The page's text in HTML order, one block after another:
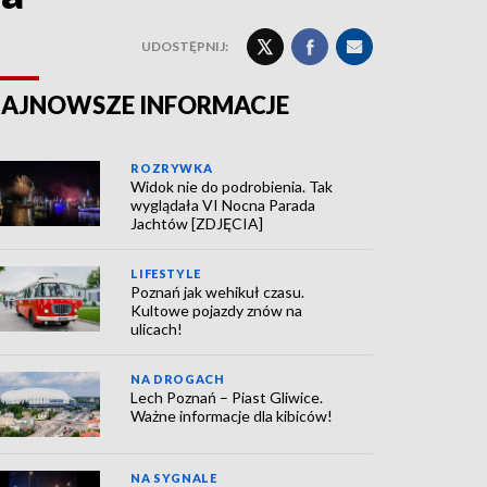
UDOSTĘPNIJ:
INFORMACJE
ROZRYWKA
Widok nie do podrobienia. Tak
wyglądała VI Nocna Parada
Jachtów [ZDJĘCIA]
LIFESTYLE
Poznań jak wehikuł czasu.
Kultowe pojazdy znów na
ulicach!
NA DROGACH
Lech Poznań – Piast Gliwice.
Ważne informacje dla kibiców!
NA SYGNALE